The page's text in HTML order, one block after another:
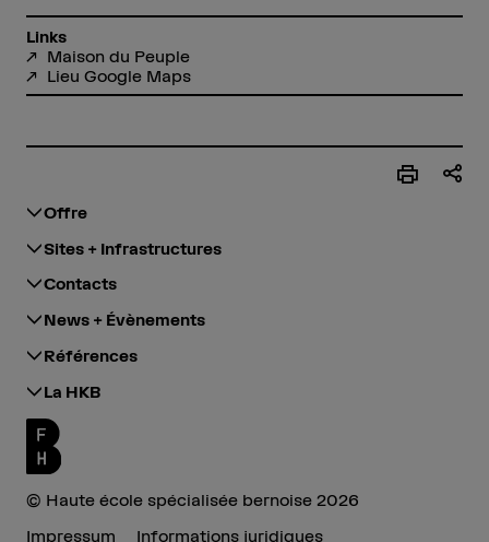
Links
Maison du Peuple
Lieu Google Maps
Offre
Sites + Infrastructures
Contacts
News + Évènements
Références
La HKB
© Haute école spécialisée bernoise 2026
Impressum
Informations juridiques